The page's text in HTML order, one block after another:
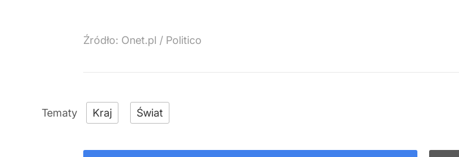
Źródło: Onet.pl / Politico
Kraj Świat